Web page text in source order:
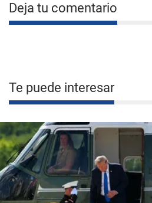
Deja tu comentario
Te puede interesar